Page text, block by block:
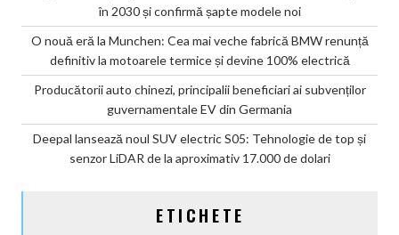
în 2030 și confirmă șapte modele noi
O nouă eră la Munchen: Cea mai veche fabrică BMW renunță
definitiv la motoarele termice și devine 100% electrică
Producătorii auto chinezi, principalii beneficiari ai subvenților
guvernamentale EV din Germania
Deepal lansează noul SUV electric S05: Tehnologie de top și
senzor LiDAR de la aproximativ 17.000 de dolari
ETICHETE